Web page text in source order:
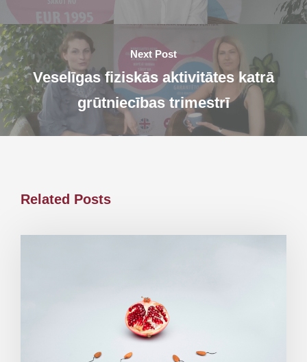
Next Post
Veselīgas fiziskās aktivitātes katrā
grūtniecības trimestrī
Related Posts